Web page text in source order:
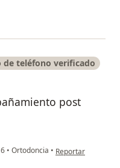
de teléfono verificado
post
• Ortodoncia • en opinión del
Reportar